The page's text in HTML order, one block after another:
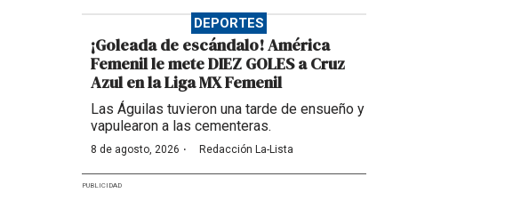
DEPORTES
¡Goleada de escándalo! América
Femenil le mete DIEZ GOLES a Cruz
Azul en la Liga MX Femenil
Las Águilas tuvieron una tarde de ensueño y
vapulearon a las cementeras.
8 de agosto, 2026 · Redacción La-Lista
PUBLICIDAD